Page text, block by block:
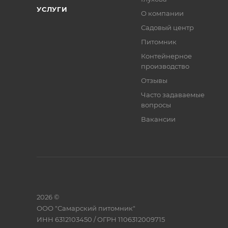
УСЛУГИ
О компании
Садовый центр
Питомник
Контейнерное
производство
Отзывы
Часто задаваемые
вопросы
Вакансии
2026 ©
ООО "Самарский питомник"
ИНН 6312103450 / ОГРН 1106312009715